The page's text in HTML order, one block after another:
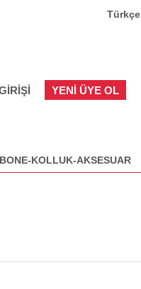
Türkçe
YENI ÜYE OL
BONE-KOLLUK-AKSESUAR